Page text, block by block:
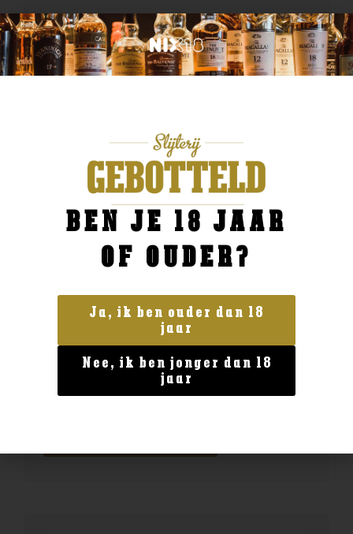
Denemarken
Stauning Danish Rye Whiskey
BEN JE 18 JAAR
OF OUDER?
Ja, ik ben ouder dan 18
jaar
Nee, ik ben jonger dan 18
jaar